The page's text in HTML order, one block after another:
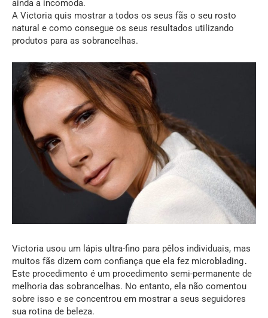
ainda a incomoda.
A Victoria quis mostrar a todos os seus fãs o seu rosto
natural e como consegue os seus resultados utilizando
produtos para as sobrancelhas.
Victoria usou um lápis ultra-fino para pêlos individuais, mas
muitos fãs dizem com confiança que ela fez microblading․
Este procedimento é um procedimento semi-permanente de
melhoria das sobrancelhas. No entanto, ela não comentou
sobre isso e se concentrou em mostrar a seus seguidores
sua rotina de beleza.